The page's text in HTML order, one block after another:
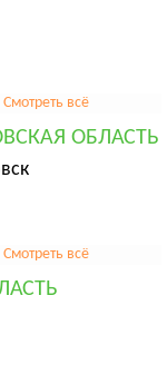
Смотреть всё
ОБЛАСТЬ
Смотреть всё